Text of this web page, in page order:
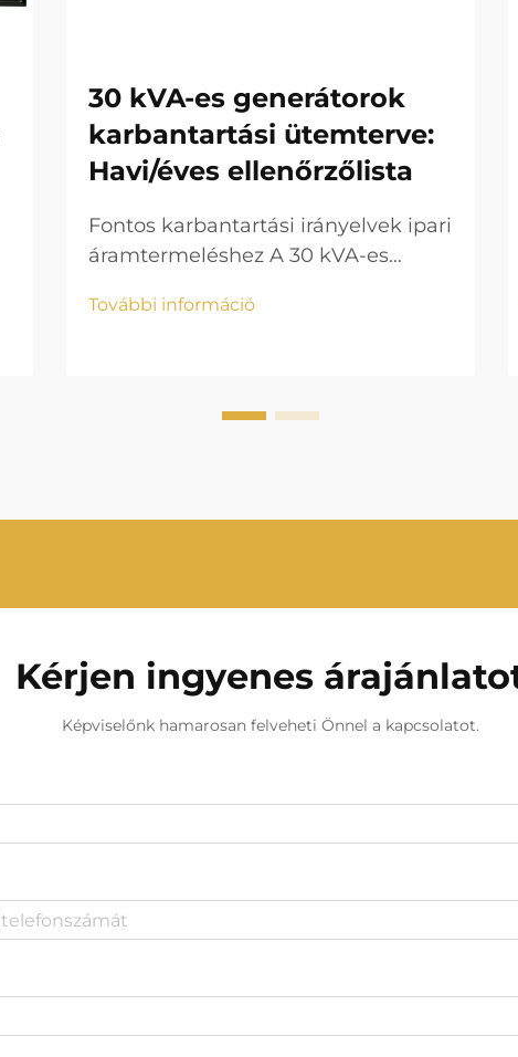
30 kVA-es generátorok
karbantartási ütemterve:
Havi/éves ellenőrzőlista
Fontos karbantartási irányelvek ipari
áramtermeléshez A 30 kVA-es
szisztematikus megközelítést
További információ
Kérjen ingyenes
Képviselőnk hamarosan felveheti Önnel a kapcsolatot.